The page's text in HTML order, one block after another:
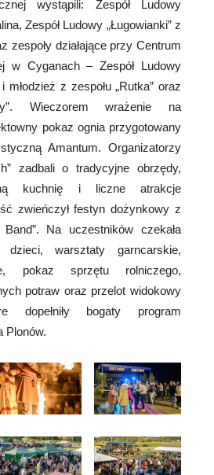
wystąpili: Zespół Ludowy
Zespół Ludowy „Ługowianki” z
zespoły działające przy Centrum
w Cyganach – Zespół Ludowy
młodzież z zespołu „Rutka” oraz
Wieczorem wrażenie na
pokaz ognia przygotowany
Amantum. Organizatorzy
zadbali o tradycyjne obrzędy,
kuchnię i liczne atrakcje
zwieńczył festyn dożynkowy z
Band”. Na uczestników czekała
warsztaty garncarskie,
pokaz sprzętu rolniczego,
potraw oraz przelot widokowy
dopełniły bogaty program
Plonów.